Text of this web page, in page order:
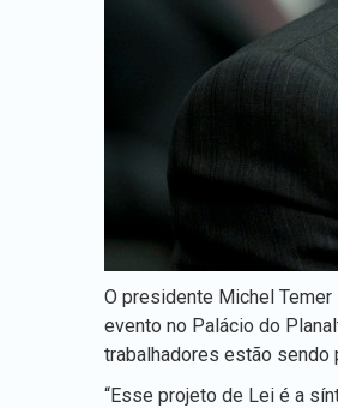
O presidente Michel
evento no Palácio do
trabalhadores estão sendo
“Esse projeto de Lei é a